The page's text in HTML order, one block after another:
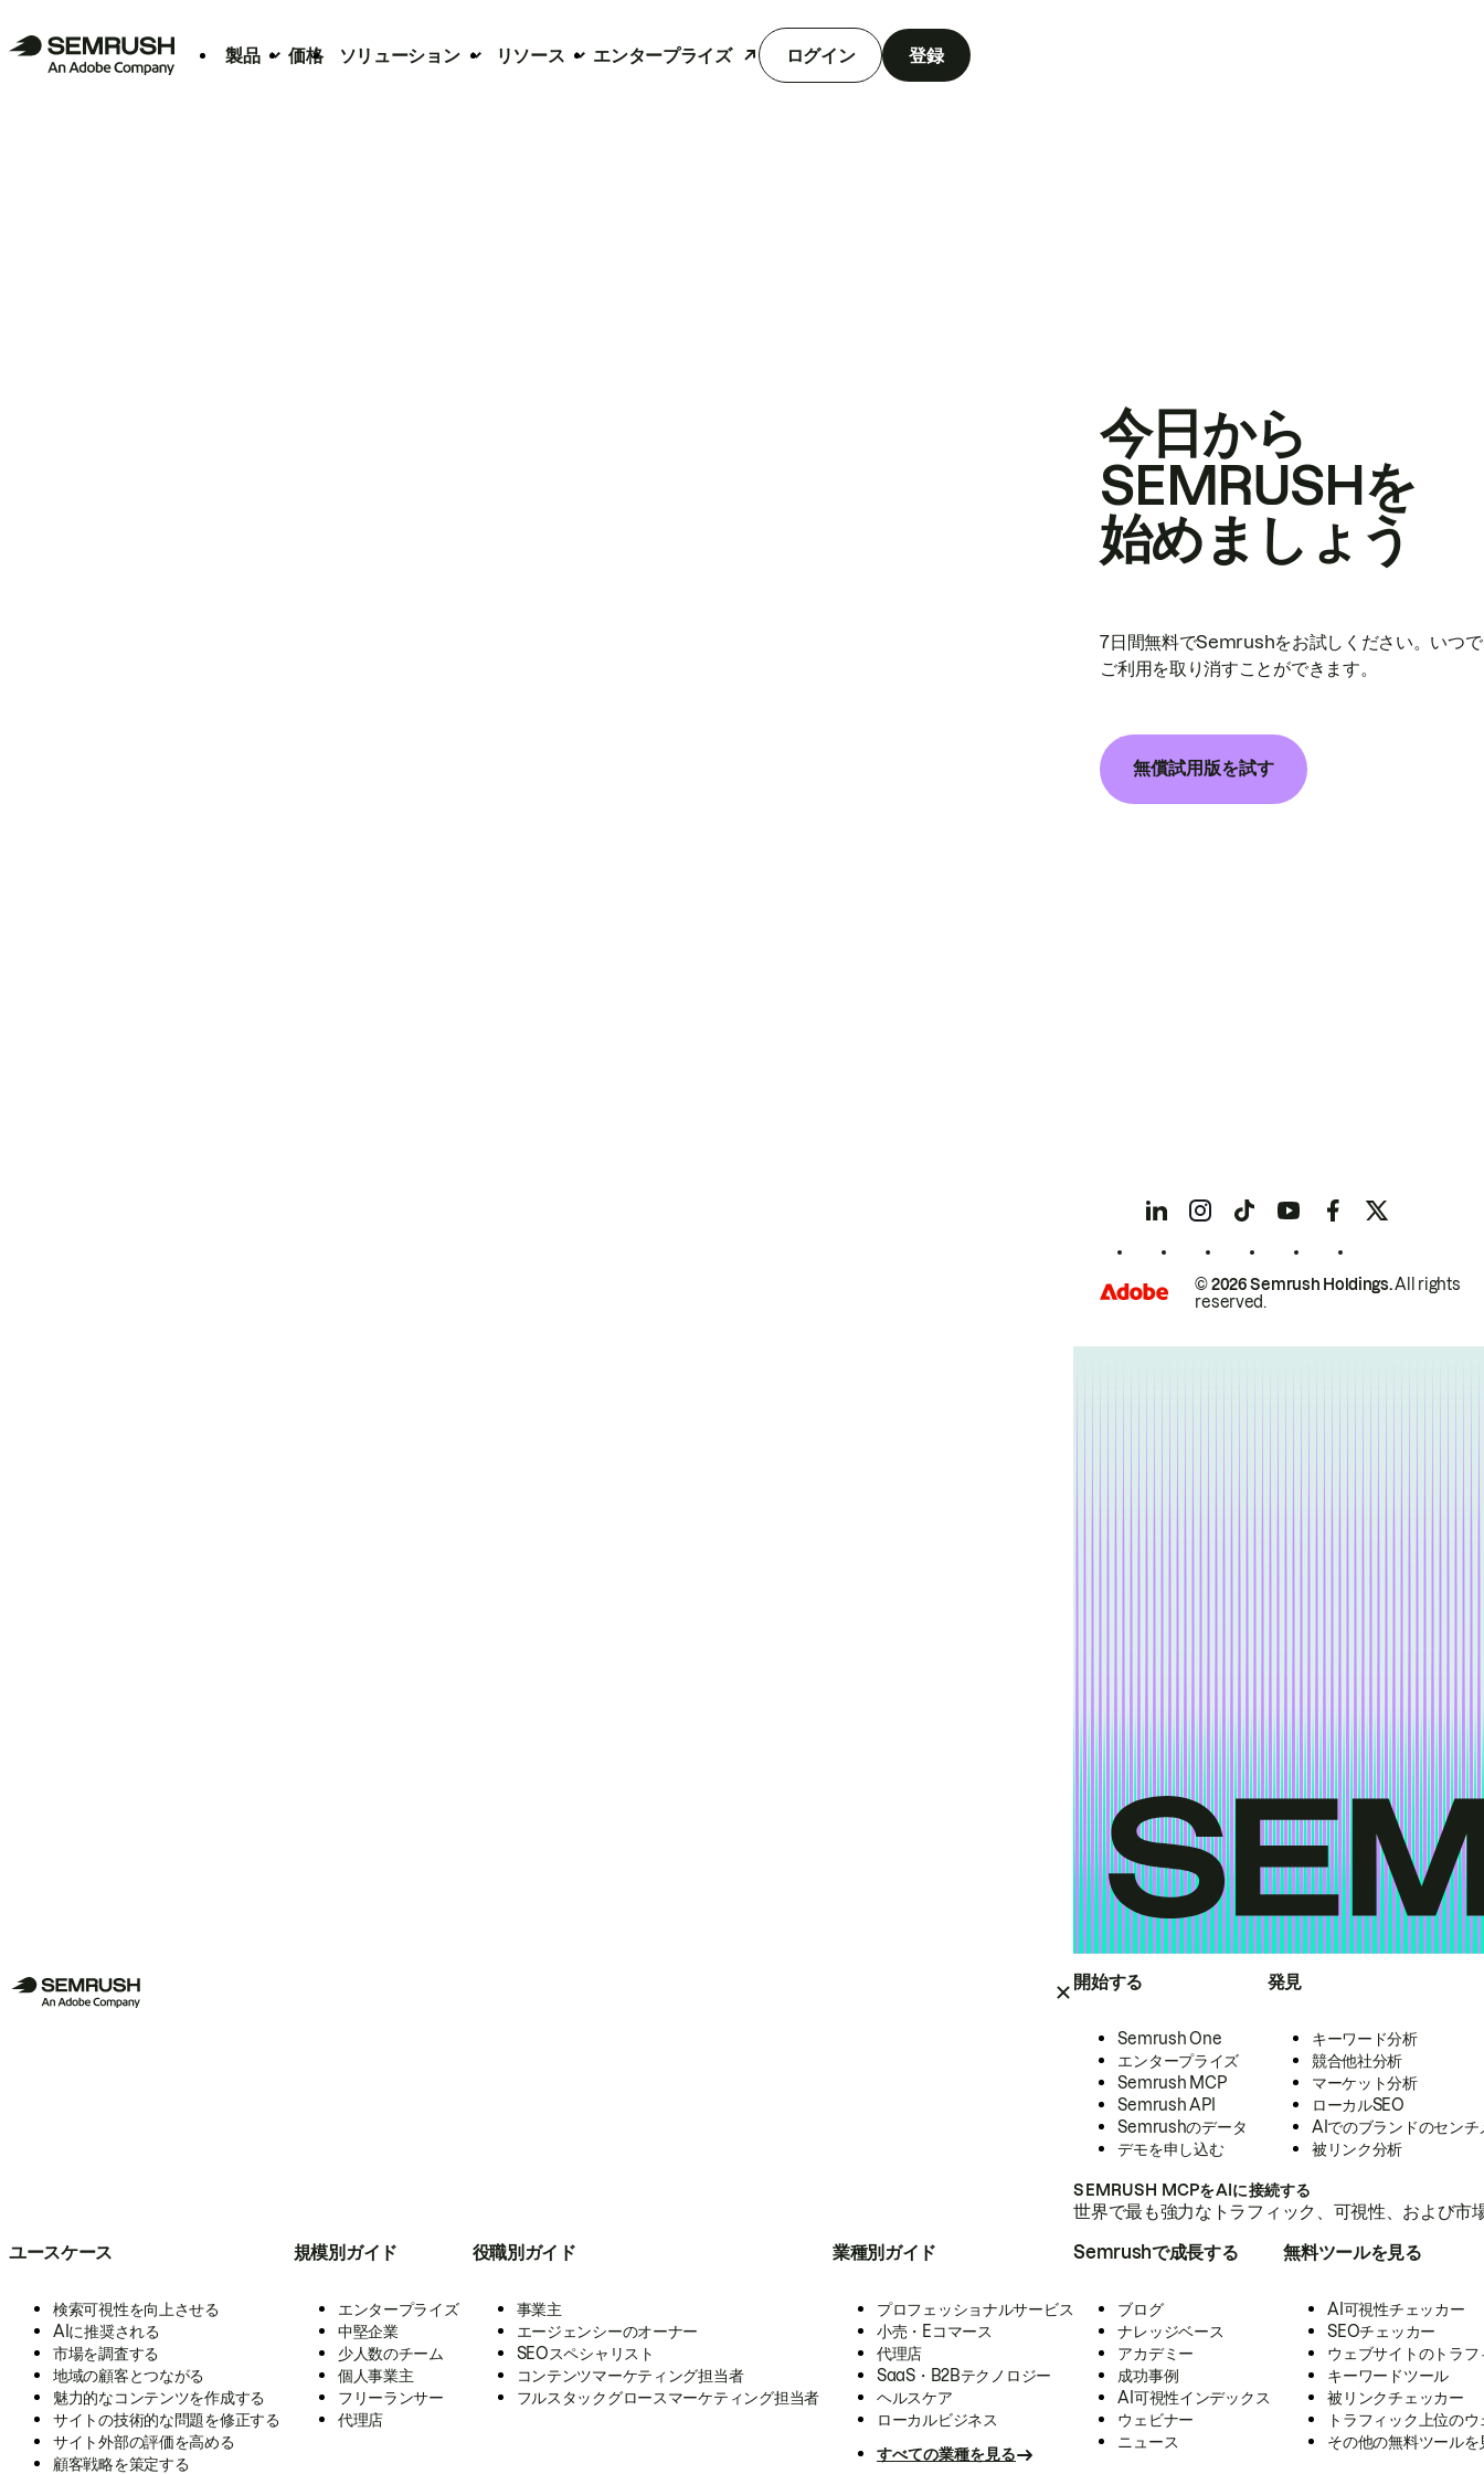
製品 価格 ソリューション リソース エンタープライズ ログイン 登録
開始する
Semrush One
エンタープライズ
Semrush MCP
Semrush API
Semrushのデータ
デモを申し込む
発見
キーワード分析
競合他社分析
マーケット分析
ローカルSEO
AIでのブランドのセンチ
被リンク分析
SEMRUSH MCPをAIに接続する
世界で最も強力なトラフィック、可視性、および
ユースケース
検索可視性を向上させる
AIに推奨される
市場を調査する
地域の顧客とつながる
魅力的なコンテンツを作成する
サイトの技術的な問題を修正する
サイト外部の評価を高める
顧客戦略を策定する
規模別ガイド
エンタープライズ
中堅企業
少人数のチーム
個人事業主
フリーランサー
代理店
役職別ガイド
事業主
エージェンシーのオーナー
SEOスペシャリスト
コンテンツマーケティング担当者
フルスタックグロースマーケティング担当者
業種別ガイド
プロフェッショナルサービス
小売・Eコマース
代理店
SaaS・B2Bテクノロジー
ヘルスケア
ローカルビジネス
すべての業種を見る
Semrushで成長する
ブログ
ナレッジベース
アカデミー
成功事例
AI可視性インデックス
ウェビナー
ニュース
無料ツールを見る
AI可視性チェッカー
SEOチェッカー
ウェブサイトのトラ
キーワードツール
被リンクチェッカー
トラフィック上位の
その他の無料ツールを
今日から
SEMRUSHを
始めましょう
7日間無料でSemrushをお試しください。いつ
ご利用を取り消すことができます。
無償試用版を試す
© 2026 Semrush Holdings.All rights
reserved.